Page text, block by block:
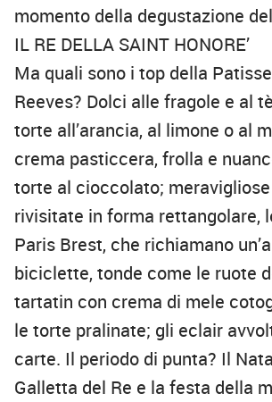
momento della degustazione
IL RE DELLA SAINT HONORE’
Ma quali sono i top della
Reeves? Dolci alle fragole e al
torte all’arancia, al limone o al
crema pasticcera, frolla e
torte al cioccolato;
rivisitate in forma rettangolare,
Paris Brest, che richiamano
biciclette, tonde come le ruote
tartatin con crema di mele
le torte pralinate; gli eclair
carte. Il periodo di punta? Il
Galletta del Re e la festa della